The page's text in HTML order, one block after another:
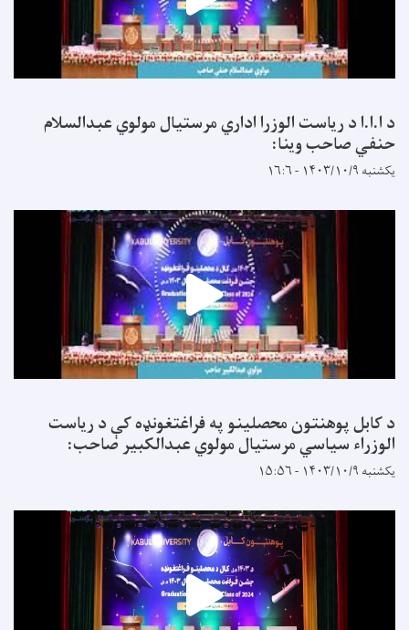
د ا.ا.ا د ریاست الوزرا اداري مرستیال مولوي عبدالسلام
حنفي صاحب وینا:
یکشنبه ۱۴۰۳/۱۰/۹ - ۱۶:۶
د کابل پوهنتون محصلینو په فراغتغونډه کې د ریاست
الوزراء سیاسي مرستیال مولوي عبدالکبیر صاحب:
یکشنبه ۱۴۰۳/۱۰/۹ - ۱۵:۵۶